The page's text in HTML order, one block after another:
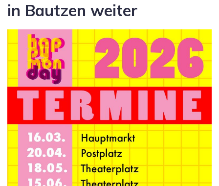
in Bautzen weiter